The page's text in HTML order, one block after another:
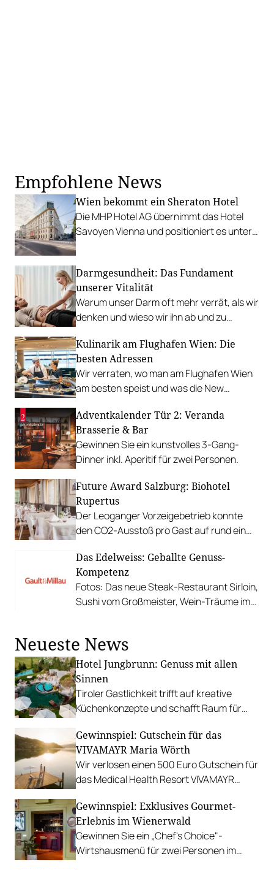
Empfohlene News
Wien bekommt ein Sheraton Hotel
Die MHP Hotel AG übernimmt das Hotel
Savoyen Vienna und positioniert es unter
Darmgesundheit: Das Fundament
unserer Vitalität
Warum unser Darm oft mehr verrät, als wir
denken und wieso wir ihn ab und zu
Kulinarik am Flughafen Wien: Die
besten Adressen
Wir verraten, wo man am Flughafen Wien
am besten speist und was die New
verspricht.
Adventkalender Tür 2: Veranda
Brasserie & Bar
Gewinnen Sie ein kunstvolles 3-Gang-
Dinner inkl. Aperitif für zwei Personen.
Future Award Salzburg: Biohotel
Rupertus
Der Leoganger Vorzeigebetrieb konnte
den CO2-Ausstoß pro Gast auf rund ein
Das Edelweiss: Geballte Genuss-
Kompetenz
Fotos: Das neue Steak-Restaurant Sirloin,
Sushi vom Großmeister, Wein-Träume im
Neueste News
Hotel Jungbrunn: Genuss mit allen
Sinnen
Tiroler Gastlichkeit trifft auf kreative
Küchenkonzepte und schafft Raum für
Gewinnen Sie eine Auszeit in Tannheim.
Gewinnspiel: Gutschein für das
VIVAMAYR Maria Wörth
Wir verlosen einen 500 Euro Gutschein für
das Medical Health Resort VIVAMAYR
Gewinnspiel: Exklusives Gourmet-
Erlebnis im Wienerwald
Gewinnen Sie ein „Chef's Choice"-
Wirtshausmenü für zwei Personen im